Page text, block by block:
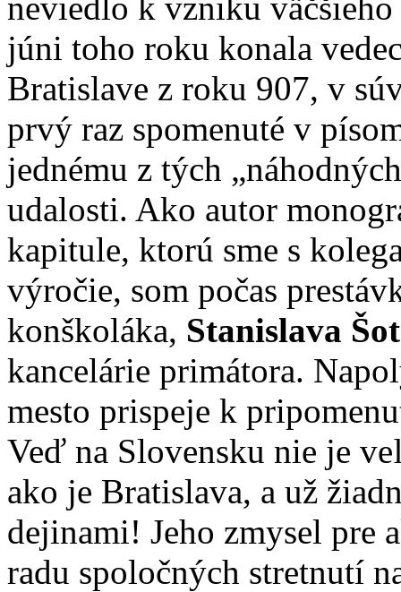
neviedlo k vzniku
júni toho roku konala
Bratislave z roku 907, v
prvý raz spomenuté v
jednému z tých
udalosti. Ako autor
kapitule, ktorú sme s
výročie, som počas
konškoláka, Stanislava
kancelárie primátora.
mesto prispeje k
Veď na Slovensku nie je
ako je Bratislava, a už
dejinami! Jeho zmysel pre
radu spoločných stretnutí